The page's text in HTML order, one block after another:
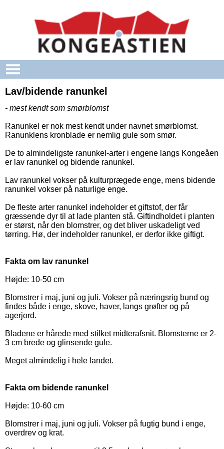
Lav/bidende ranunkel
- mest kendt som smørblomst
Ranunkel er nok mest kendt under navnet smørblomst.
Ranunklens kronblade er nemlig gule som smør.
De to almindeligste ranunkel-arter i engene langs Kongeåen
er lav ranunkel og bidende ranunkel.
Lav ranunkel vokser på kulturprægede enge, mens bidende
ranunkel vokser på naturlige enge.
De fleste arter ranunkel indeholder et giftstof, der får
græssende dyr til at lade planten stå. Giftindholdet i planten
er størst, når den blomstrer, og det bliver uskadeligt ved
tørring. Hø, der indeholder ranunkel, er derfor ikke giftigt.
Fakta om lav ranunkel
Højde: 10-50 cm
Blomstrer i maj, juni og juli. Vokser på næringsrig bund og
findes både i enge, skove, haver, langs grøfter og på
agerjord.
Bladene er hårede med stilket midterafsnit. Blomsterne er 2-
3 cm brede og glinsende gule.
Meget almindelig i hele landet.
Fakta om bidende ranunkel
Højde: 10-60 cm
Blomstrer i maj, juni og juli. Vokser på fugtig bund i enge,
overdrev og krat.